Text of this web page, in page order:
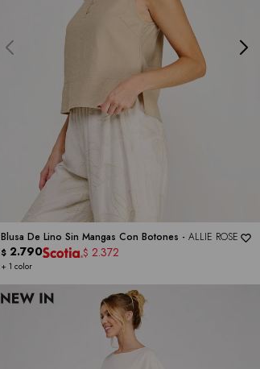
Blusa De Lino Sin Mangas Con Botones - ALLIE ROSE
+ 1 color
$ 2.790 $ 2.372